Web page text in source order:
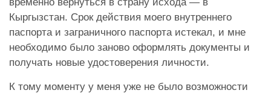
Кыргызстан. Срок действия моего внутреннего
паспорта и заграничного паспорта истекал, и мне
необходимо было заново оформлять документы и
получать новые удостоверения личности.
К тому моменту у меня уже не было возможности